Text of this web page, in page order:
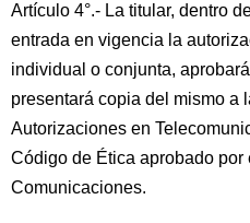
Artículo 4°.- La titular, dentro
entrada en vigencia la
individual o conjunta,
presentará copia del mismo a
Autorizaciones en
Código de Ética aprobado
Comunicaciones.